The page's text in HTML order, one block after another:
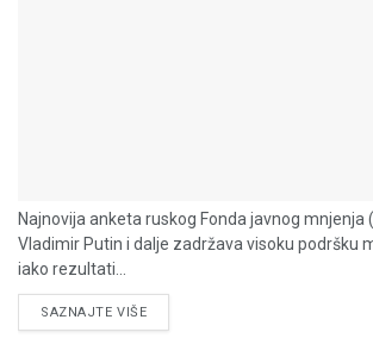
Najnovija anketa ruskog Fonda javnog mnjenja
Vladimir Putin i dalje zadržava visoku podršku
iako rezultati...
SAZNAJTE VIŠEDETAILS